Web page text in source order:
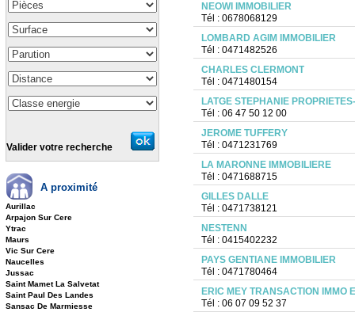
Valider votre recherche
A proximité
Aurillac
Arpajon Sur Cere
Ytrac
Maurs
Vic Sur Cere
Naucelles
Jussac
Saint Mamet La Salvetat
Saint Paul Des Landes
Sansac De Marmiesse
NEOWI IMMOBILIER
Tél : 0678068129
LOMBARD AGIM IMMOBILIER
Tél : 0471482526
CHARLES CLERMONT
Tél : 0471480154
LATGE STEPHANIE
Tél : 06 47 50 12 00
JEROME TUFFERY
Tél : 0471231769
LA MARONNE IMMOBILIERE
Tél : 0471688715
GILLES DALLE
Tél : 0471738121
NESTENN
Tél : 0415402232
PAYS GENTIANE IMMOBILIER
Tél : 0471780464
ERIC MEY TRANSACTION IMMO
Tél : 06 07 09 52 37